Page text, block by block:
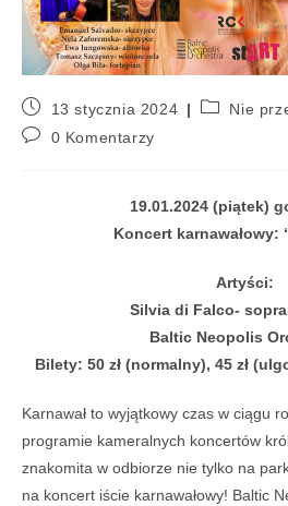
13 stycznia 2024
Nie
0 Komentarzy
19.01.2024 (piątek)
Koncert karnawałowy:
Artyści:
Silvia di Falco-
Baltic Neopolis
Bilety: 50 zł (normalny), 45 zł
Karnawał to wyjątkowy czas w ciągu
programie kameralnych koncertów
znakomita w odbiorze nie tylko na
na koncert iście karnawałowy! Baltic